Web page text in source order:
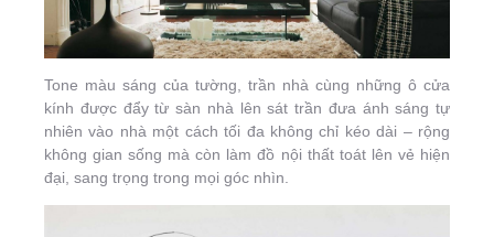
Tone màu sáng của tường, trần nhà cùng những ô cửa
kính được đẩy từ sàn nhà lên sát trần đưa ánh sáng tự
nhiên vào nhà một cách tối đa không chỉ kéo dài – rộng
không gian sống mà còn làm đồ nội thất toát lên vẻ hiện
đại, sang trọng trong mọi góc nhìn.